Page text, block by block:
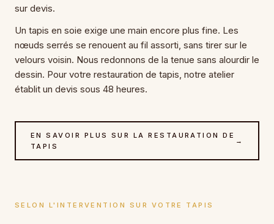
sur devis.
Un tapis en soie exige une main encore plus fine. Les
nœuds serrés se renouent au fil assorti, sans tirer sur le
velours voisin. Nous redonnons de la tenue sans alourdir le
dessin. Pour votre restauration de tapis, notre atelier
établit un devis sous 48 heures.
EN SAVOIR PLUS SUR LA RESTAURATION DE
TAPIS
→
SELON L'INTERVENTION SUR VOTRE TAPIS